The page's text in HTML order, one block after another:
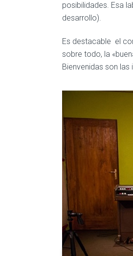
posibilidades. Esa
desarrollo).
Es destacable el
sobre todo, la
Bienvenidas son las